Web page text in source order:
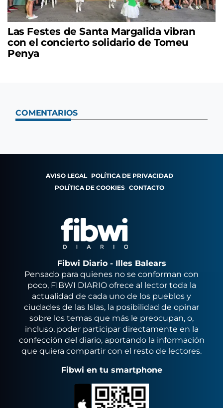
Las Festes de Santa Margalida vibran
con el concierto solidario de Tomeu
Penya
COMENTARIOS
AVISO LEGAL POLÍTICA DE PRIVACIDAD
POLÍTICA DE COOKIES CONTACTO
Fibwi Diario - Illes Balears
Pensado para quienes no se conforman con
poco, FIBWI DIARIO ofrece al lector toda la
actualidad de cada uno de los pueblos y
ciudades de las Islas, la posibilidad de opinar
sobre los temas que más le preocupan, o,
incluso, poder participar directamente en la
confección del diario, aportando la información
que quiera compartir con el resto de lectores.
Fibwi en tu smartphone